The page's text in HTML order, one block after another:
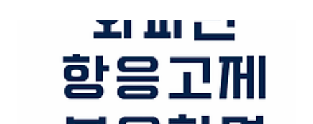
(화) ~ 4월 28일(월) 17시까지모집대상 : 경기도에 주소를 두고 있는 중
3~고3저소득 취약계층 청소년 (2007년 1월 1일~2010년 12월 31일생)
모집인원:105명국가는 캐나다 / 영국연수기간 : 2025년 7월 20일~8월 8
일 (미국 경유)캐나다 : 70명 / 영국: 35명*비자는 경유지를 포함해서 필
요한 비자를 발급받아야하고 여권 및 비자 발급 비..